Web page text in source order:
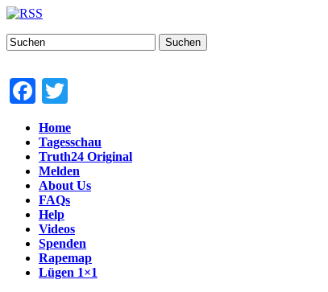
Suchen
Facebook
Home
Tagesschau
Truth24 Original
Melden
About Us
FAQs
Help
Videos
Spenden
Rapemap
Lügen 1×1